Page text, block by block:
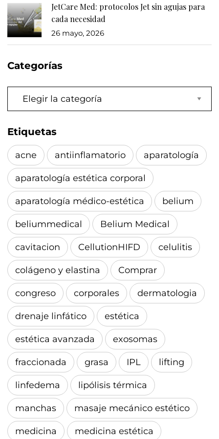
JetCare Med: protocolos Jet sin agujas para
cada necesidad
26 mayo, 2026
Categorías
Categorías
Etiquetas
acne antiinflamatorio aparatología
aparatología estética corporal
aparatología médico-estética belium
beliummedical Belium Medical
cavitacion CellutionHIFD celulitis
colágeno y elastina Comprar
congreso corporales dermatologia
drenaje linfático estética
estética avanzada exosomas
fraccionada grasa IPL lifting
linfedema lipólisis térmica
manchas masaje mecánico estético
medicina medicina estética